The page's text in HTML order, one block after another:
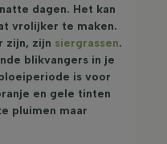
dagen. Het kan
vrolijker te maken.
zijn, zijn siergrassen.
blikvangers in je
is voor
en gele tinten
pluimen maar